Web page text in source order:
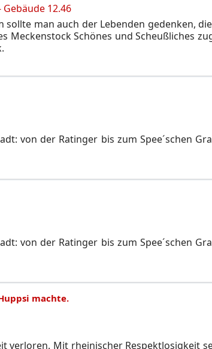
12.46
sollte man auch der Lebenden gedenken,
Meckenstock Schönes und Scheußliches
von der Ratinger bis zum Spee´schen
von der Ratinger bis zum Spee´schen
machte.
verloren. Mit rheinischer Respektlosigkeit